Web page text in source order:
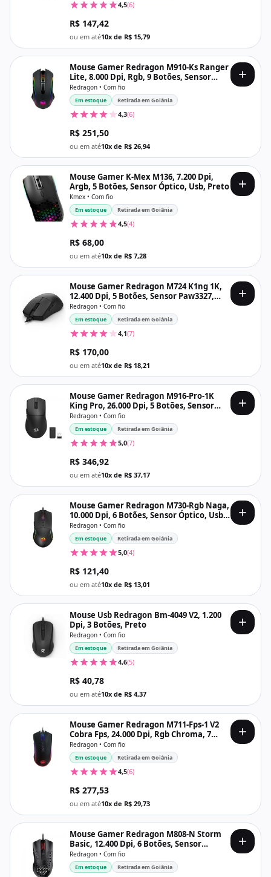
4,5(6)
R$ 147,42
ou em até10x de R$ 15,79
Mouse Gamer Redragon M910-Ks Ranger
Lite, 8.000 Dpi, Rgb, 9 Botões, Sensor
Paw3104, Wireless e Usb, Preto
Redragon • Com fio
Em estoque Retirada em Goiânia
4,3(6)
R$ 251,50
ou em até10x de R$ 26,94
Mouse Gamer K-Mex M136, 7.200 Dpi,
Argb, 5 Botões, Sensor Óptico, Usb, Preto
Kmex • Com fio
Em estoque Retirada em Goiânia
4,5(4)
R$ 68,00
ou em até10x de R$ 7,28
Mouse Gamer Redragon M724 K1ng 1K,
12.400 Dpi, 5 Botões, Sensor Paw3327,
Usb-C, Preto
Redragon • Com fio
Em estoque Retirada em Goiânia
4,1(7)
R$ 170,00
ou em até10x de R$ 18,21
Mouse Gamer Redragon M916-Pro-1K
King Pro, 26.000 Dpi, 5 Botões, Sensor
3395, Wi-fi, bluetooth e Usb, Preto
Redragon • Com fio
Em estoque Retirada em Goiânia
5,0(7)
R$ 346,92
ou em até10x de R$ 37,17
Mouse Gamer Redragon M730-Rgb Naga,
10.000 Dpi, 6 Botões, Sensor Óptico, Usb,
Preto
Redragon • Com fio
Em estoque Retirada em Goiânia
5,0(4)
R$ 121,40
ou em até10x de R$ 13,01
Mouse Usb Redragon Bm-4049 V2, 1.200
Dpi, 3 Botões, Preto
Redragon • Com fio
Em estoque Retirada em Goiânia
4,6(5)
R$ 40,78
ou em até10x de R$ 4,37
Mouse Gamer Redragon M711-Fps-1 V2
Cobra Fps, 24.000 Dpi, Rgb Chroma, 7
Botões, Sensor 3389, Usb, Preto
Redragon • Com fio
Em estoque Retirada em Goiânia
4,5(6)
R$ 277,53
ou em até10x de R$ 29,73
Mouse Gamer Redragon M808-N Storm
Basic, 12.400 Dpi, 6 Botões, Sensor
Pwm3327, Usb, Preto
Redragon • Com fio
Em estoque Retirada em Goiânia